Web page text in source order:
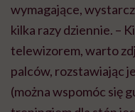
wymagające,
kilka razy dziennie. –
telewizorem, warto
palców, rozstawiając
(można wspomóc się